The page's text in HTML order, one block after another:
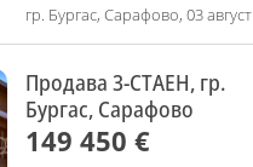
гр. Бургас, Сарафово, 03 август
Продава 3-СТАЕН, гр.
Бургас, Сарафово
149 450 €